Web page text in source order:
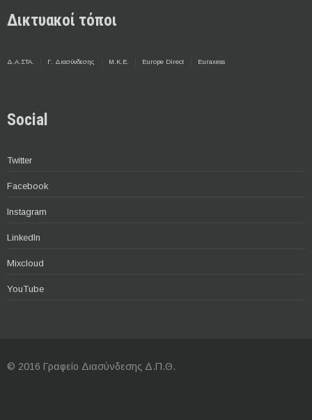
Δικτυακοί τόποι
Δ.Α.ΣΤΑ. Γ. Διασύνδεσης Μ.Κ.Ε. Europe Direct Euraxess
Social
Twitter
Facebook
Instagram
LinkedIn
Mixcloud
YouTube
© 2016 Γραφείο Διασύνδεσης Δ.Π.Θ.